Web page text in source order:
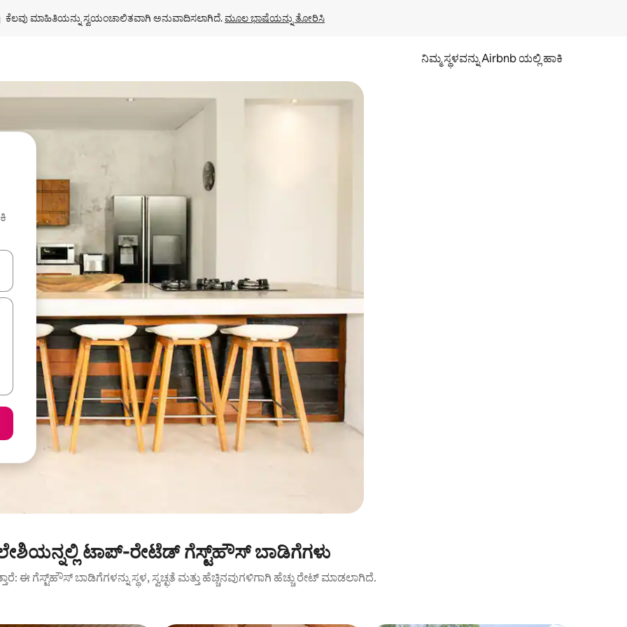
ಕೆಲವು ಮಾಹಿತಿಯನ್ನು ಸ್ವಯಂಚಾಲಿತವಾಗಿ ಅನುವಾದಿಸಲಾಗಿದೆ. ಮೂಲ ಭಾಷೆಯನ್ನು ತೋರಿಸಿ
ನಿಮ್ಮ ಸ್ಥಳವನ್ನು Airbnb ಯಲ್ಲಿ ಹಾಕಿ
ನ್ಯಾವಿಗೇಟ್ ಮಾಡಿ ಅಥವಾ ಸ್ಪರ್ಶ ಅಥವಾ ಸ್ವೈಪ್ ಗೆಸ್ಚರ್‌ಗಳ ಮೂಲಕ ಅನ್ವೇಷಿಸಿ.
ಟಾಪ್-ರೇಟೆಡ್ ಗೆಸ್ಟ್‌ಹೌಸ್ ಬಾಡಿಗೆಗಳು
ಈ ಗೆಸ್ಟ್‌ಹೌಸ್ ಬಾಡಿಗೆಗಳನ್ನು ಸ್ಥಳ, ಸ್ವಚ್ಛತೆ ಮತ್ತು ಹೆಚ್ಚಿನವುಗಳಿಗಾಗಿ ಹೆಚ್ಚು ರೇಟ್ ಮಾಡಲಾಗಿದೆ.